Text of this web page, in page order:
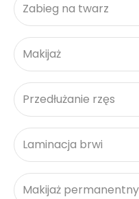
Zabieg na twarz
Makijaż
Przedłużanie rzęs
Laminacja brwi
Makijaż permanentny